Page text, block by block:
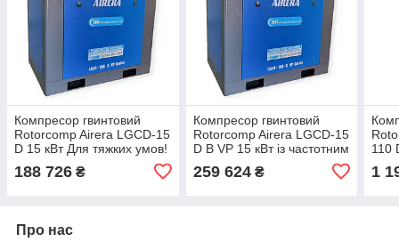
Компресор гвинтовий
Rotorcomp Airera LGCD-15
D 15 кВт Для тяжких умов!
188 726 ₴
Компресор гвинтовий
Rotorcomp Airera LGCD-15
D B VP 15 кВт із частотним
тяжких умов! IP55
259 624₴
110
1
Про нас